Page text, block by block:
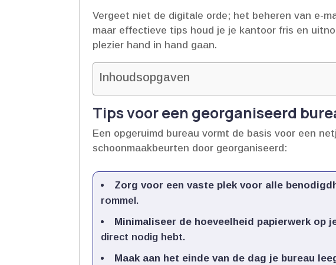
Vergeet niet de digitale orde; het beheren van e-
maar effectieve tips houd je je kantoor fris en
plezier hand in hand gaan.​
Inhoudsopgaven
Tips voor een georganiseerd
Een opgeruimd bureau vormt de basis voor een
schoonmaakbeurten door georganiseerd:
Zorg voor een vaste plek voor alle
rommel.​
Minimaliseer de hoeveelheid papierwerk op
direct nodig hebt.​
Maak aan het einde van de dag je bureau